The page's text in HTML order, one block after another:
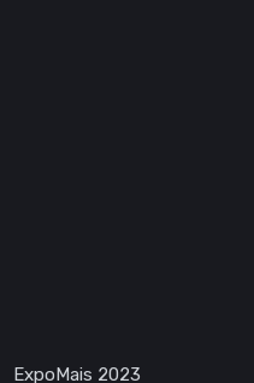
ExpoMais 2023